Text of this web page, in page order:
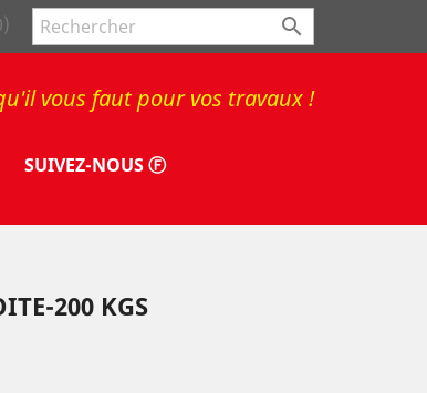

vous faut pour vos travaux !
SUIVEZ-NOUS Ⓕ
200 KGS